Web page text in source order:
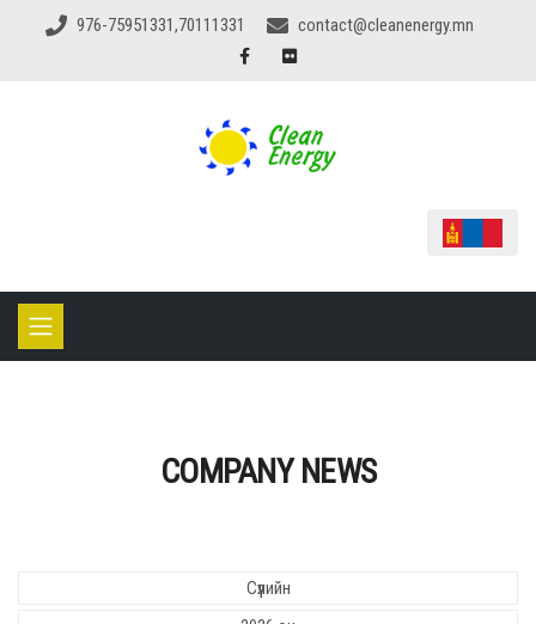
976-75951331,70111331 contact@cleanenergy.mn
COMPANY NEWS
Сүүлийн